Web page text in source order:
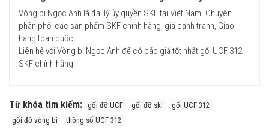
Vòng bi Ngọc Anh là đại lý ủy quyền SKF tại Việt Nam. Chuyên
phân phối các sản phẩm SKF chính hãng, giá cạnh tranh, Giao
hàng toàn quốc.
Liên hệ với Vòng bi Ngọc Anh để có báo giá tốt nhất gối UCF 312
SKF chính hãng.
Từ khóa tìm kiếm: gối đỡ UCF gối đỡ skf
gối UCF 312
gối đỡ vòng bi
thông số UCF 312